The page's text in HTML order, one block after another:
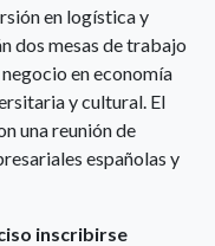
en logística y
dos mesas de trabajo
en economía
y cultural. El
una reunión de
españolas y
inscribirse